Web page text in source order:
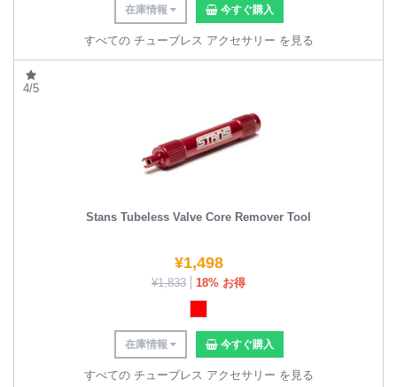
在庫情報 今すぐ購入
すべての チューブレス アクセサリー を見る
4/5
Stans Tubeless Valve Core Remover Tool
¥1,498
¥1,833 18% お得
在庫情報 今すぐ購入
すべての チューブレス アクセサリー を見る